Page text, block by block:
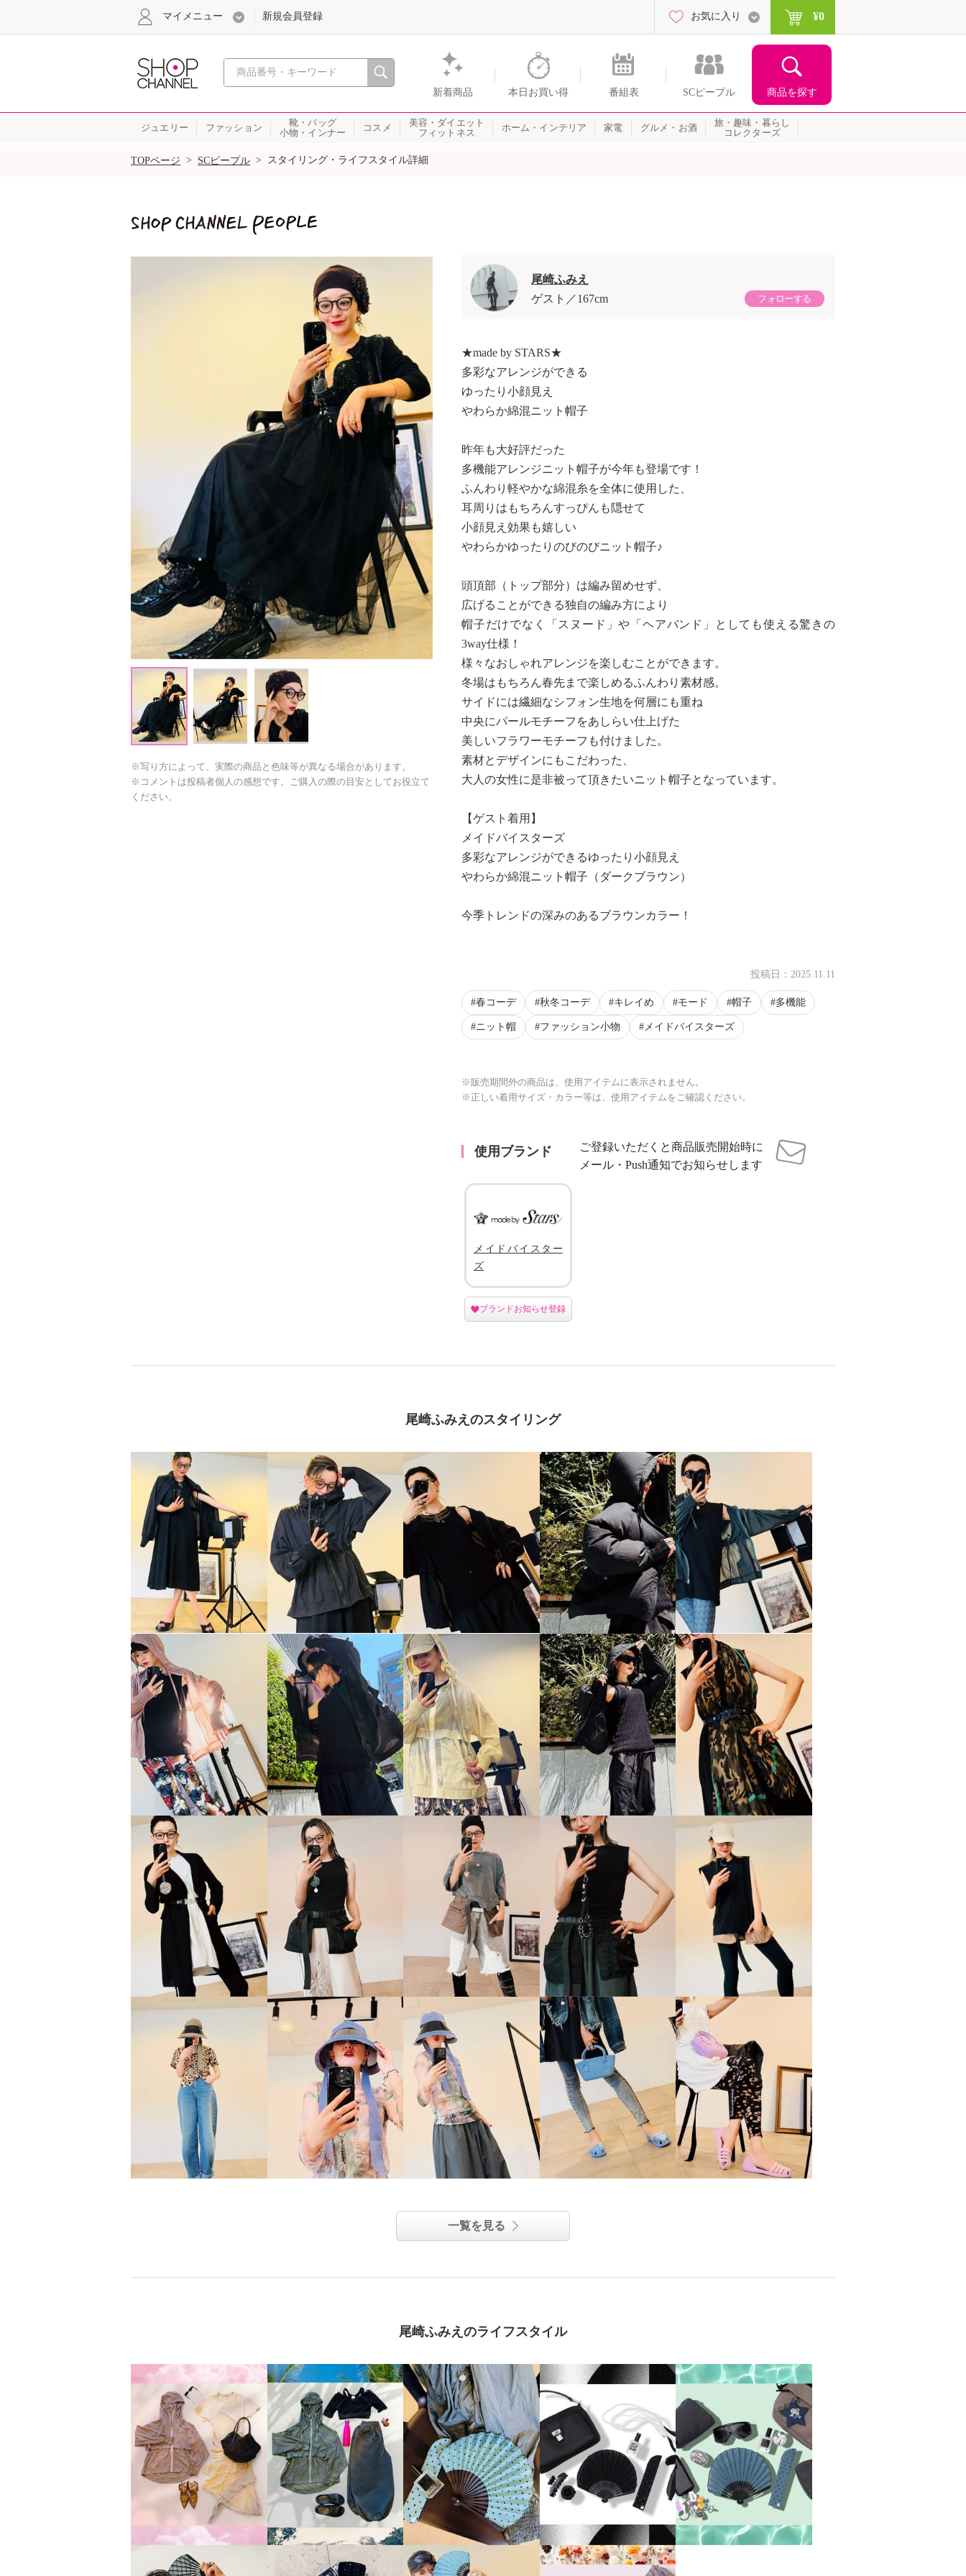
心おどる、瞬間を。通販・テレビショッピングのショップチャンネル
新着商品 本日お買い得 番組表 SCピープル 商品を探す
マイメニュー 新規会員登録 お気に入り ¥0
ジュエリー ファッション
靴・バッグ
小物・インナー
コスメ
美容・ダイエット
フィットネス
ホーム・インテリア 家電 グルメ・お酒
旅・趣味・暮らし
コレクターズ
SALE
TOPページ > SCピープル > スタイリング・ライフスタイル詳細
※写り方によって、実際の商品と色味等が異なる場合があります。
※コメントは投稿者個人の感想です。ご購入の際の目安としてお役立て
ください。
尾崎ふみえ
ゲスト
167cm フォローする
★made by STARS★
多彩なアレンジができる
ゆったり小顔見え
やわらか綿混ニット帽子
昨年も大好評だった
多機能アレンジニット帽子が今年も登場です！
ふんわり軽やかな綿混糸を全体に使用した、
耳周りはもちろんすっぴんも隠せて
小顔見え効果も嬉しい
やわらかゆったりのびのびニット帽子♪
頭頂部（トップ部分）は編み留めせず、
広げることができる独自の編み方により
帽子だけでなく「スヌード」や「ヘアバンド」としても使える驚きの
3way仕様！
様々なおしゃれアレンジを楽しむことができます。
冬場はもちろん春先まで楽しめるふんわり素材感。
サイドには繊細なシフォン生地を何層にも重ね
中央にパールモチーフをあしらい仕上げた
美しいフラワーモチーフも付けました。
素材とデザインにもこだわった、
大人の女性に是非被って頂きたいニット帽子となっています。
【ゲスト着用】
メイドバイスターズ
多彩なアレンジができるゆったり小顔見え
やわらか綿混ニット帽子（ダークブラウン）
今季トレンドの深みのあるブラウンカラー！
投稿日： 2025.11.11
春コーデ 秋冬コーデ キレイめ モード 帽子 多機能
ニット帽 ファッション小物 メイドバイスターズ
※販売期間外の商品は、使用アイテムに表示されません。
※正しい着用サイズ・カラー等は、使用アイテムをご確認ください。
使用ブランド
ご登録いただくと商品販売開始時に
メール・Push通知でお知らせします
メイドバイスター
ズ
ブランドお知らせ登録
尾崎ふみえのスタイリング
一覧を見る
尾崎ふみえのライフスタイル